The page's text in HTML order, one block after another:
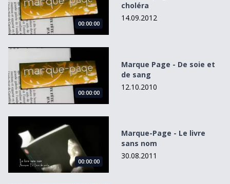
00:00:00
choléra
14.09.2012
Marque Page - De soie et de sang
00:00:00
Marque Page - De soie et
de sang
12.10.2010
Marque-Page - Le livre sans nom
00:00:00
Marque-Page - Le livre
sans nom
30.08.2011